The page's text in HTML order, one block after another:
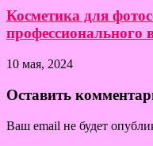
Косметика для
профессионального
10 мая, 2024
Оставить
Ваш email не будет